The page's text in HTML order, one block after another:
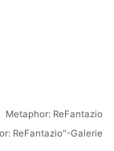
ReFantazio"-Galerie